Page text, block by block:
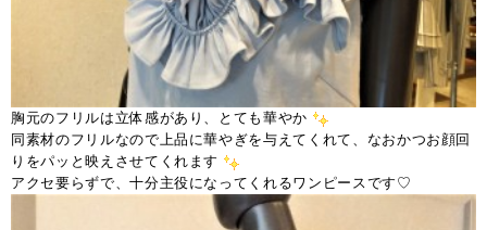
胸元のフリルは立体感があり、とても華やか
同素材のフリルなので上品に華やぎを与えてくれて、なおかつお顔回
りをパッと映えさせてくれます
アクセ要らずで、十分主役になってくれるワンピースです♡